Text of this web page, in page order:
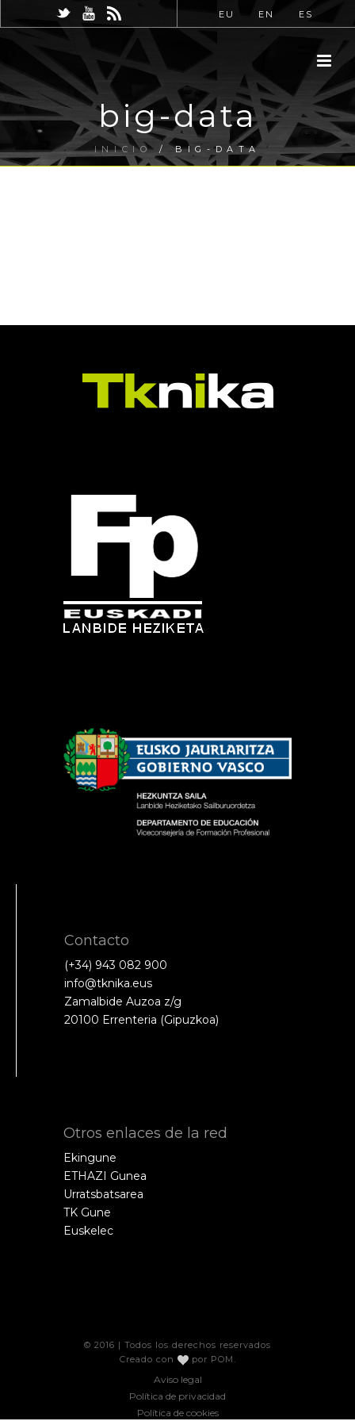
EU EN ES
big-data
INICIO/BIG-DATA
Contacto
(+34) 943 082 900
info@tknika.eus
Zamalbide Auzoa z/g
20100 Errenteria (Gipuzkoa)
Otros enlaces de la red
Ekingune
ETHAZI Gunea
Urratsbatsarea
TK Gune
Euskelec
© 2016 | Todos los derechos reservados
Creado con
por POM
Aviso legal
Política de privacidad
Política de cookies